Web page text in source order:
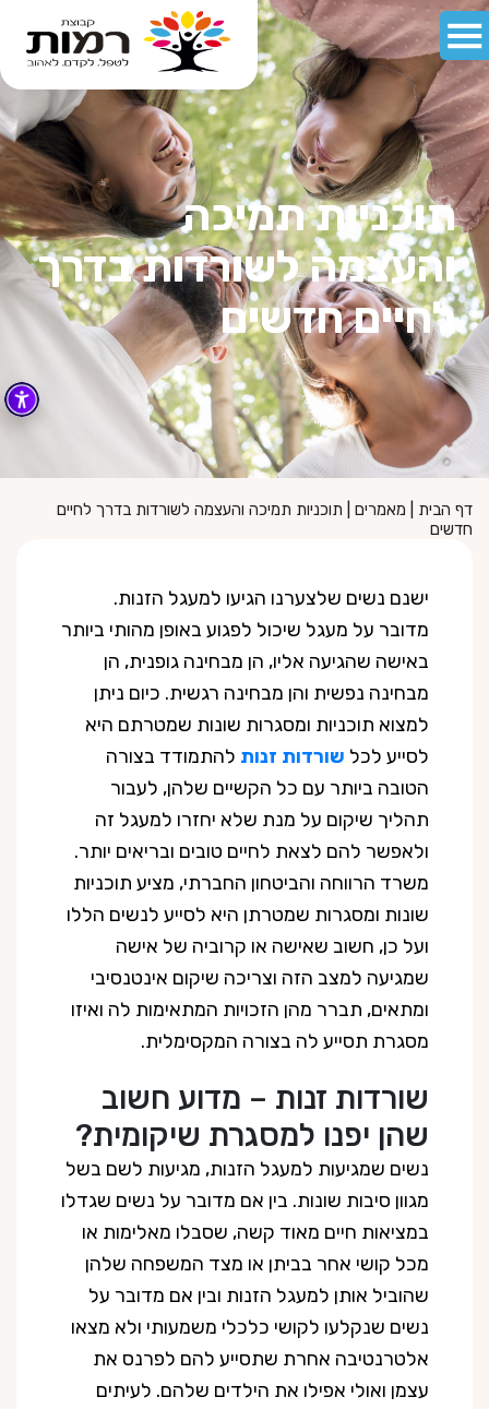
תוכניות תמיכה
והעצמה לשורדות בדרך
לחיים חדשים
דף הבית מאמרים
תוכניות תמיכה והעצמה לשורדות בדרך לחיים
חדשים
ישנם נשים שלצערנו הגיעו למעגל הזנות.
מדובר על מעגל שיכול לפגוע באופן מהותי ביותר
באישה שהגיעה אליו, הן מבחינה גופנית, הן
מבחינה נפשית והן מבחינה רגשית. כיום ניתן
למצוא תוכניות ומסגרות שונות שמטרתם היא
לסייע לכל שורדות זנות להתמודד בצורה
הטובה ביותר עם כל הקשיים שלהן, לעבור
תהליך שיקום על מנת שלא יחזרו למעגל זה
ולאפשר להם לצאת לחיים טובים ובריאים יותר.
משרד הרווחה והביטחון החברתי, מציע תוכניות
שונות ומסגרות שמטרתן היא לסייע לנשים הללו
ועל כן, חשוב שאישה או קרוביה של אישה
שמגיעה למצב הזה וצריכה שיקום אינטנסיבי
ומתאים, תברר מהן הזכויות המתאימות לה ואיזו
מסגרת תסייע לה בצורה המקסימלית.
שורדות זנות – מדוע חשוב
שהן יפנו למסגרת שיקומית?
נשים שמגיעות למעגל הזנות, מגיעות לשם בשל
מגוון סיבות שונות. בין אם מדובר על נשים שגדלו
במציאות חיים מאוד קשה, שסבלו מאלימות או
מכל קושי אחר בביתן או מצד המשפחה שלהן
שהוביל אותן למעגל הזנות ובין אם מדובר על
נשים שנקלעו לקושי כלכלי משמעותי ולא מצאו
אלטרנטיבה אחרת שתסייע להם לפרנס את
עצמן ואולי אפילו את הילדים שלהם. לעיתים